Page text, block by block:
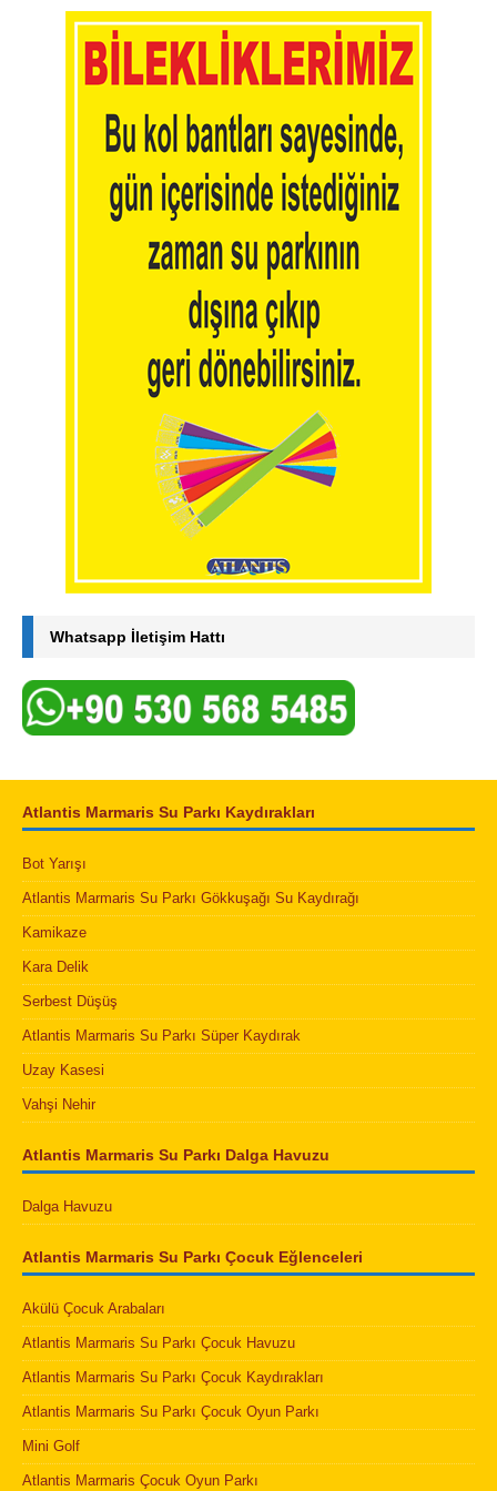
Whatsapp İletişim Hattı
Atlantis Marmaris Su Parkı Kaydırakları
Bot Yarışı
Atlantis Marmaris Su Parkı Gökkuşağı Su Kaydırağı
Kamikaze
Kara Delik
Serbest Düşüş
Atlantis Marmaris Su Parkı Süper Kaydırak
Uzay Kasesi
Vahşi Nehir
Atlantis Marmaris Su Parkı Dalga Havuzu
Dalga Havuzu
Atlantis Marmaris Su Parkı Çocuk Eğlenceleri
Akülü Çocuk Arabaları
Atlantis Marmaris Su Parkı Çocuk Havuzu
Atlantis Marmaris Su Parkı Çocuk Kaydırakları
Atlantis Marmaris Su Parkı Çocuk Oyun Parkı
Mini Golf
Atlantis Marmaris Çocuk Oyun Parkı